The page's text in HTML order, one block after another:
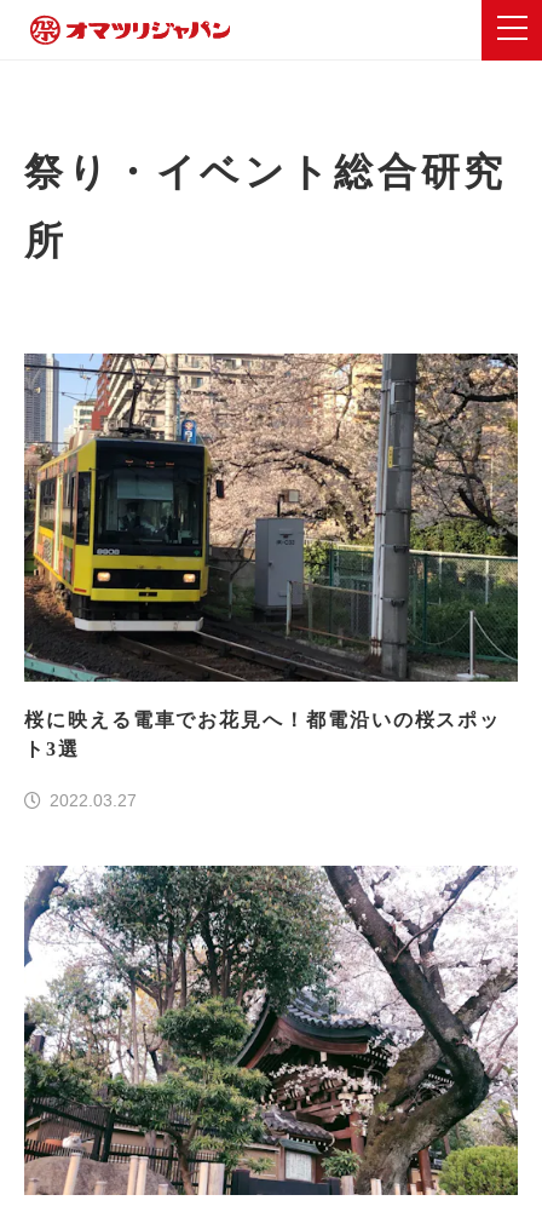
祭り・イベント総合研究
所
桜に映える電車でお花見へ！都電沿いの桜スポッ
ト3選
2022.03.27